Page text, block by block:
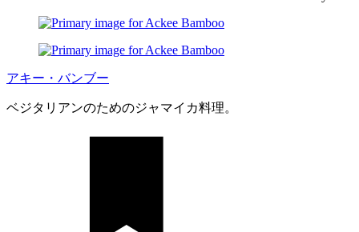
アキー・バンブー
ベジタリアンのためのジャマイカ料理。